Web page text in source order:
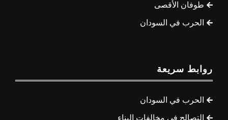
طوفان الأقصى
الحرب في السودان
روابط سريعة
الحرب في السودان
التصالح في مخالفات البناء